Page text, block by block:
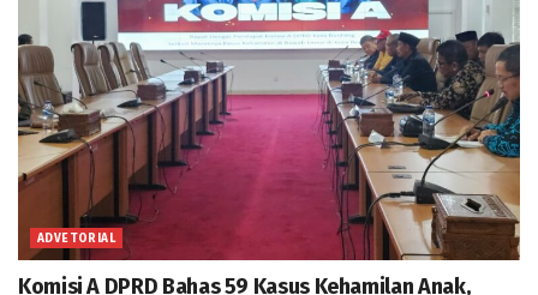
ADVETORIAL
Komisi A DPRD Bahas 59 Kasus Kehamilan Anak,